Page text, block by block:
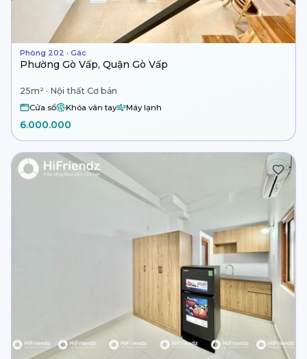
Phòng 202 · Gác
Phường Gò Vấp, Quận Gò Vấp
25m² · Nội thất Cơ bản
Cửa sổ Khóa vân tay Máy lạnh
6.000.000